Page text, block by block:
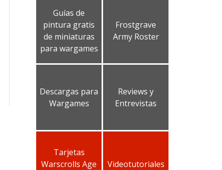
Guías de
pintura gratis
de miniaturas
para wargames
Frostgrave
Army Roster
Descargas para
Wargames
Reviews y
Entrevistas
Tarjetas
Warscrolls Age
Videotutoriales